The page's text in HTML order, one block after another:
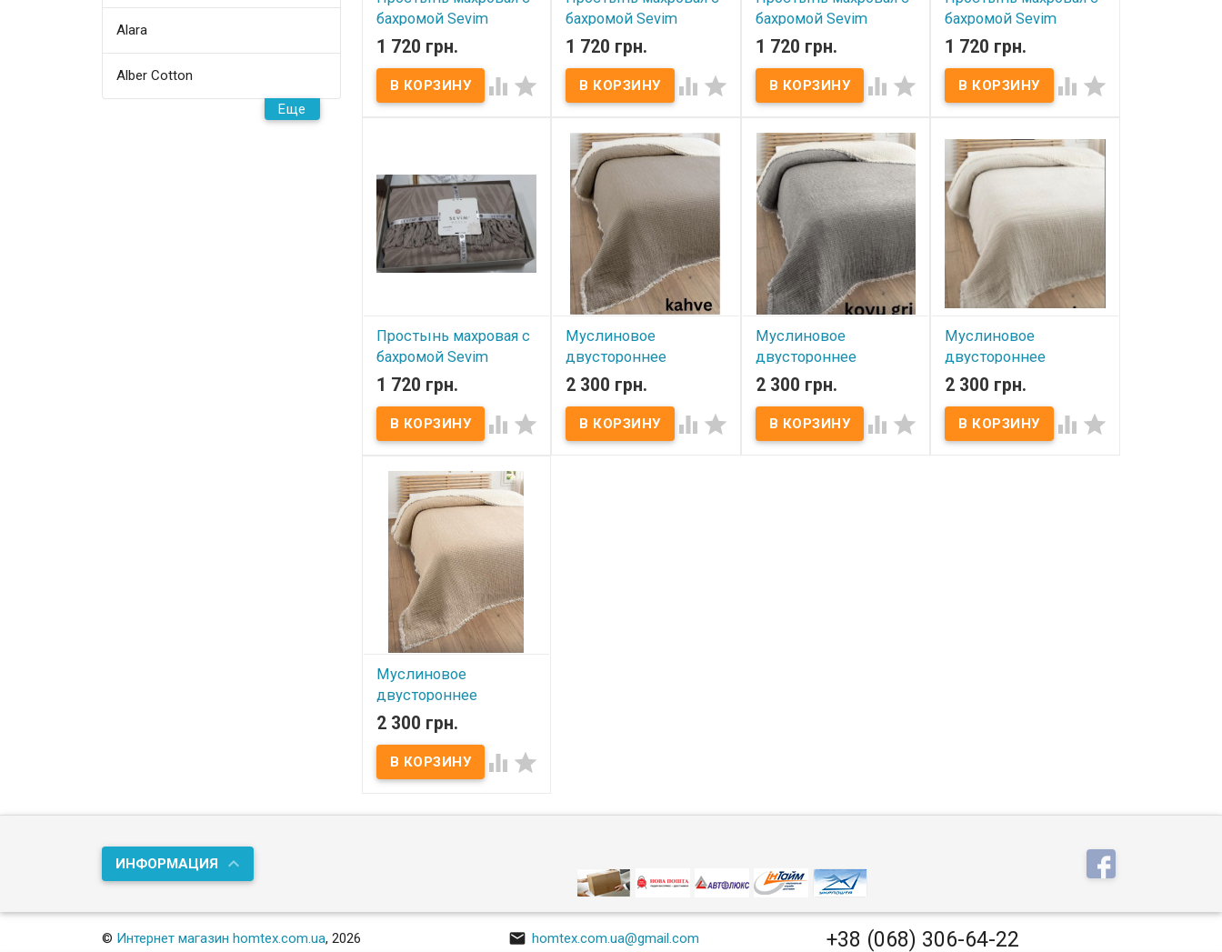
Alara
Alber Cotton
Еще
бахромой Sevim
200x230 см светло-
В наличии
Состав: махра, 100%
хлопок. Упаковка:
фирменная. Торговая
марка: Sevim (Турция).
1 720 грн.
 
бахромой Sevim
200x230 см оранжевая
В наличии
Простынь-пике махровая
Плотность: 500 гр/м².
Состав: махра, 100%
хлопок. Упаковка:
фирменная. Торговая
марка: Sevim (Турция).
1 720 грн.
 
бахромой Sevim
200x230 оливковая
В наличии
Простынь-пике махровая
Плотность: 500 гр/м².
Состав: махра, 100%
хлопок. Упаковка:
фирменная. Торговая
марка: Sevim (Турция).
1 720 грн.
 
бахромой Sevim
200x230 молочная
В наличии
Простынь-пике махровая
Плотность: 500 гр/м².
Состав: махра, 100%
хлопок. Упаковка:
фирменная. Торговая
марка: Sevim (Турция).
1 720 грн.
 
Простынь махровая с
бахромой Sevim
200x230 кофейная
В наличии
Простынь-пике махровая
Плотность: 500 гр/м².
Состав: махра, 100%
хлопок. Упаковка:
фирменная. Торговая
марка: Sevim (Турция).
1 720 грн.
 
Муслиновое
двустороннее
покрывало Sevim
240x260 см крем -
кофе
2 300 грн.
 
Муслиновое
двустороннее
покрывало Sevim
240x260 см крем -
серое
2 300 грн.
 
Муслиновое
двустороннее
покрывало Sevim
240x260 см крем -
сере-бежевое
2 300 грн.
 
Муслиновое
двустороннее
покрывало Sevim
240x260 см крем - беж
В наличии
Sevim​ Размер: 240х260 см.
использования летом
2 300 грн.
 
ИНФОРМАЦИЯ
© Интернет магазин homtex.com.ua, 2026  homtex.com.ua@gmail.com +38 (068) 306-64-22